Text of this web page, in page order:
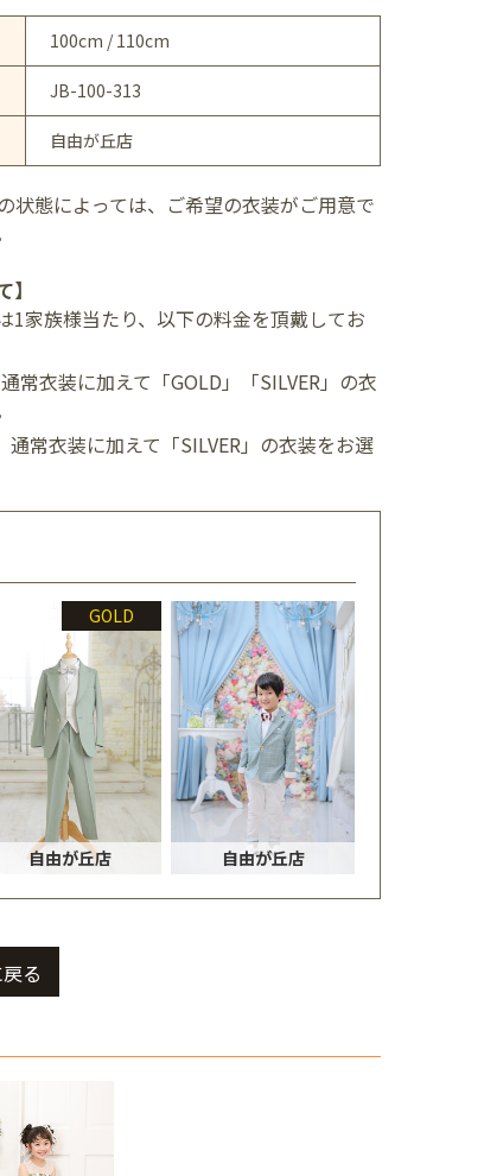
100cm / 110cm
JB-100-313
自由が丘店
状態によっては、ご希望の衣装がご用意で
1家族様当たり、以下の料金を頂戴してお
通常衣装に加えて「GOLD」「SILVER」の衣
通常衣装に加えて「SILVER」の衣装をお選
GOLD
自由が丘店 自由が丘店
る